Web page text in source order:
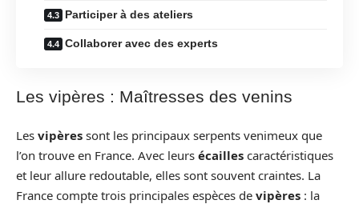
Participer à des ateliers
Collaborer avec des experts
Les vipères : Maîtresses des venins
Les vipères sont les principaux serpents venimeux que
l’on trouve en France. Avec leurs écailles caractéristiques
et leur allure redoutable, elles sont souvent craintes. La
France compte trois principales espèces de vipères : la